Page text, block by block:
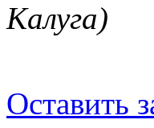
Калуга)
Оставить